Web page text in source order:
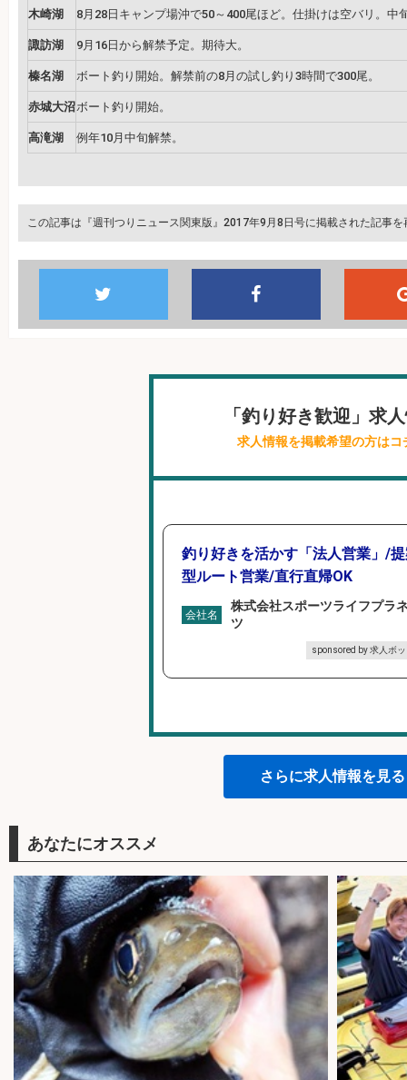
木崎湖 8月28日キャンプ場沖で50～400尾ほど。仕掛けは空バリ。
諏訪湖 9月16日から解禁予定。期待大。
榛名湖 ボート釣り開始。解禁前の8月の試し釣り3時間で300尾。
赤城大沼ボート釣り開始。
高滝湖 例年10月中旬解禁。
この記事は『週刊つりニュース関東版』2017年9月8日号に掲載された記事
「釣り好き歓迎」求
求人情報を掲載希望の方はコ
釣り好きを活かす「法人営業」/
型ルート営業/直行直帰OK
会社名
株式会社スポーツライフプラ
ツ
sponsored by 求人ボ
さらに求人情報を見る
あなたにオススメ